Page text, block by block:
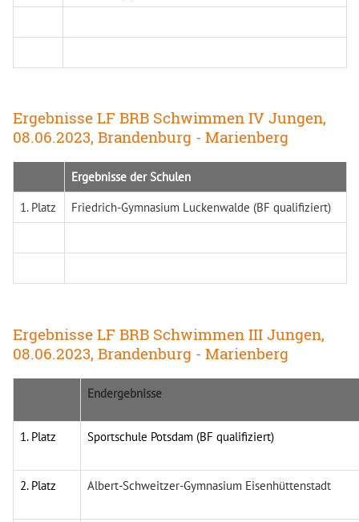
Ergebnisse LF BRB Schwimmen IV Jungen,
08.06.2023, Brandenburg - Marienberg
Ergebnisse der Schulen
1. Platz
Friedrich-Gymnasium Luckenwalde (BF qualifiziert)
Ergebnisse LF BRB Schwimmen III Jungen,
08.06.2023, Brandenburg - Marienberg
Endergebnisse
1. Platz Sportschule Potsdam (BF qualifiziert)
2. Platz Albert-Schweitzer-Gymnasium Eisenhüttenstadt